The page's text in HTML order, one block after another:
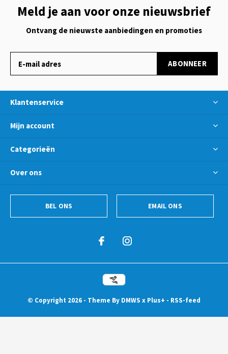
Meld je aan voor onze nieuwsbrief
Ontvang de nieuwste aanbiedingen en promoties
ABONNEER
Klantenservice
Mijn account
Categorieën
Over ons
BEL ONS EMAIL ONS
© Copyright 2026 - Theme By DMWS x Plus+ - RSS-feed